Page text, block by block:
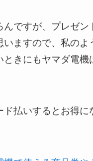
んですが、プレゼン
いますので、私のよ
ときにもヤマダ電機
ド払いするとお得に